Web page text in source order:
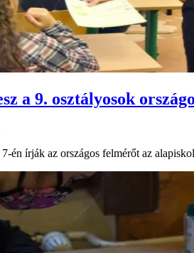
a 9. osztályosok
én írják az országos felmérőt az